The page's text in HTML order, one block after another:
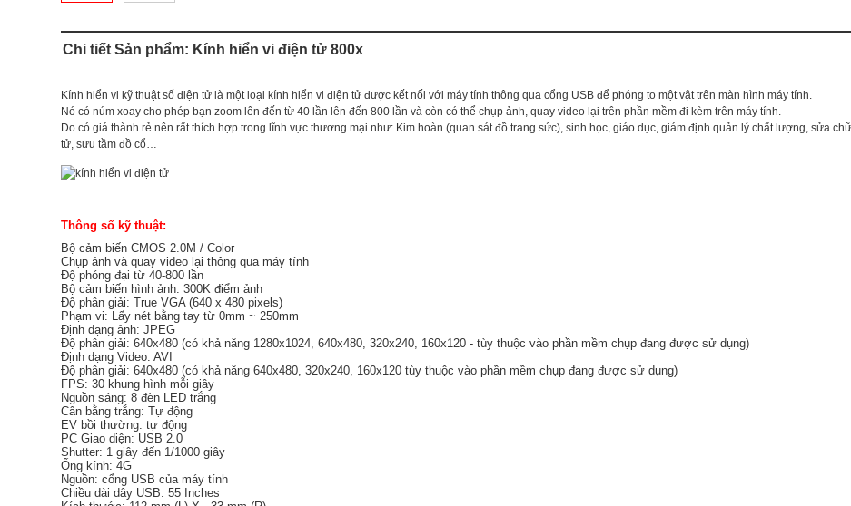
Chi tiết Sản phẩm: Kính hiển vi điện tử 800x
Kính hiển vi kỹ thuật số điện tử là một loại kính hiển vi điện tử được kết nối với máy tính thông qua cổng USB để phóng to một vật trên màn hình máy tính.
Nó có núm xoay cho phép bạn zoom lên đến từ 40 lần lên đến 800 lần và còn có thể chụp ảnh, quay video lại trên phần mềm đi kèm trên máy tính.
Do có giá thành rẻ nên rất thích hợp trong lĩnh vực thương mại như: Kim hoàn (quan sát đồ trang sức), sinh học, giáo dục, giám định quản lý chất lượng, sửa
tử, sưu tầm đồ cổ…
Thông số kỹ thuật:
Bộ cảm biến CMOS 2.0M / Color
Chụp ảnh và quay video lại thông qua máy tính
Độ phóng đại từ 40-800 lần
Bộ cảm biến hình ảnh: 300K điểm ảnh
Độ phân giải: True VGA (640 x 480 pixels)
Phạm vi: Lấy nét bằng tay từ 0mm ~ 250mm
Định dạng ảnh: JPEG
Độ phân giải: 640x480 (có khả năng 1280x1024, 640x480, 320x240, 160x120 - tùy thuộc vào phần mềm chụp đang được sử dụng)
Định dạng Video: AVI
Độ phân giải: 640x480 (có khả năng 640x480, 320x240, 160x120 tùy thuộc vào phần mềm chụp đang được sử dụng)
FPS: 30 khung hình mỗi giây
Nguồn sáng: 8 đèn LED trắng
Cân bằng trắng: Tự động
EV bồi thường: tự động
PC Giao diện: USB 2.0
Shutter: 1 giây đến 1/1000 giây
Ống kính: 4G
Nguồn: cổng USB của máy tính
Chiều dài dây USB: 55 Inches